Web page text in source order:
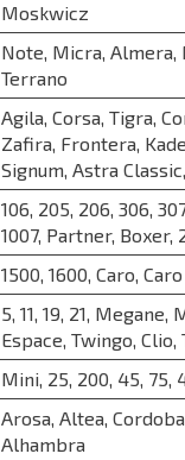
Moskwicz
Note, Micra, Almera,
Terrano
Agila, Corsa, Tigra,
Zafira, Frontera,
Signum, Astra
106, 205, 206, 306,
1007, Partner, Boxer,
1500, 1600, Caro,
5, 11, 19, 21,
Espace, Twingo, Clio,
Mini, 25, 200, 45, 75,
Arosa, Altea,
Alhambra